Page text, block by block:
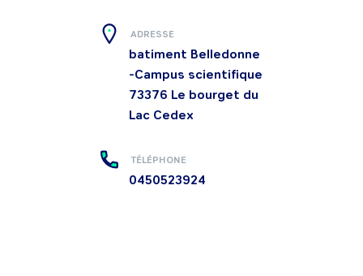
ADRESSE
batiment Belledonne
-Campus scientifique
73376 Le bourget du
Lac Cedex
TÉLÉPHONE
0450523924